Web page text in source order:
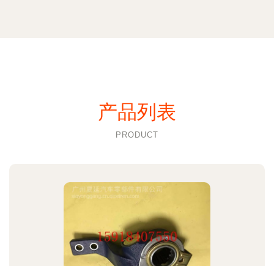
产品列表
PRODUCT